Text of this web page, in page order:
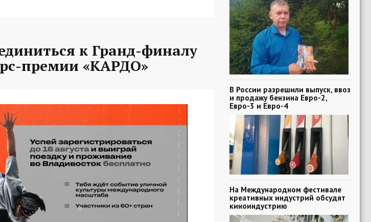
к Гранд-финалу
премии «КАРДО»
В России разрешили выпуск, ввоз
и продажу бензина Евро-2,
Евро-3 и Евро-4
На Международном фестивале
креативных индустрий обсудят
киноиндустрию